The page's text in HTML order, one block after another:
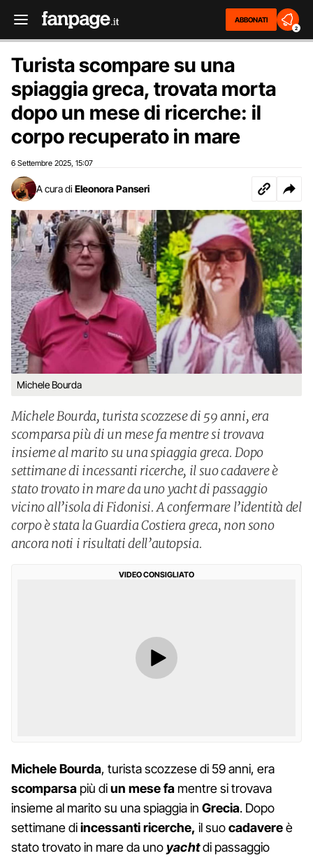
ABBONATI
2
Turista scompare su una
spiaggia greca, trovata morta
dopo un mese di ricerche: il
corpo recuperato in mare
6 Settembre 2025 15:07
A cura di Eleonora Panseri
Michele Bourda
Michele Bourda, turista scozzese di 59 anni, era
scomparsa più di un mese fa mentre si trovava
insieme al marito su una spiaggia greca. Dopo
settimane di incessanti ricerche, il suo cadavere è
stato trovato in mare da uno yacht di passaggio
vicino all’isola di Fidonisi. A confermare l’identità del
corpo è stata la Guardia Costiera greca, non sono
ancora noti i risultati dell’autopsia.
VIDEO CONSIGLIATO
MicheleBourda, turista scozzese di 59 anni, era
scomparsa più diun mese fa mentre si trovava
insieme al marito su una spiaggia in Grecia. Dopo
settimane diincessanti ricerche, il suocadavereè
stato trovato in mare da uno yachtdi passaggio